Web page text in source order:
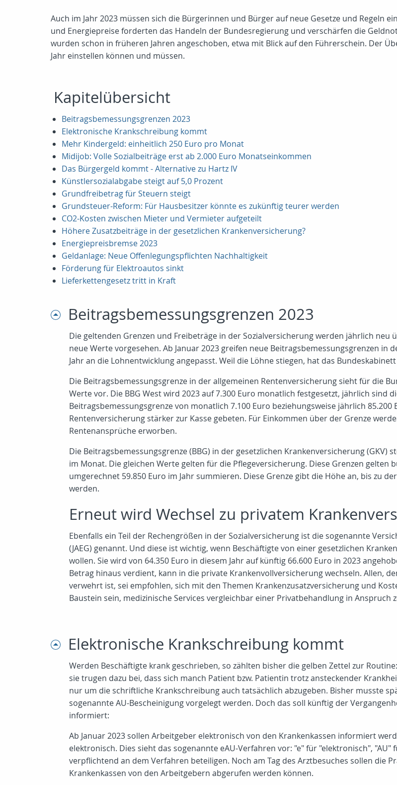
Auch im Jahr 2023 müssen sich die Bürgerinnen und Bürger auf neue Gesetze und Regeln
und Energiepreise forderten das Handeln der Bundesregierung und verschärfen die
wurden schon in früheren Jahren angeschoben, etwa mit Blick auf den Führerschein. Der
Jahr einstellen können und müssen.
Kapitelübersicht
Beitragsbemessungsgrenzen 2023
Elektronische Krankschreibung kommt
Mehr Kindergeld: einheitlich 250 Euro pro Monat
Midijob: Volle Sozialbeiträge erst ab 2.000 Euro Monatseinkommen
Das Bürgergeld kommt - Alternative zu Hartz IV
Künstlersozialabgabe steigt auf 5,0 Prozent
Grundfreibetrag für Steuern steigt
Grundsteuer-Reform: Für Hausbesitzer könnte es zukünftig teurer werden
CO2-Kosten zwischen Mieter und Vermieter aufgeteilt
Höhere Zusatzbeiträge in der gesetzlichen Krankenversicherung?
Energiepreisbremse 2023
Geldanlage: Neue Offenlegungspflichten Nachhaltigkeit
Förderung für Elektroautos sinkt
Lieferkettengesetz tritt in Kraft
Beitragsbemessungsgrenzen 2023
Die geltenden Grenzen und Freibeträge in der Sozialversicherung werden jährlich
neue Werte vorgesehen. Ab Januar 2023 greifen neue Beitragsbemessungsgrenzen in
Jahr an die Lohnentwicklung angepasst. Weil die Löhne stiegen, hat das
Die Beitragsbemessungsgrenze in der allgemeinen Rentenversicherung sieht für die
Werte vor. Die BBG West wird 2023 auf 7.300 Euro monatlich festgesetzt, jährlich sind
Beitragsbemessungsgrenze von monatlich 7.100 Euro beziehungsweise jährlich
Rentenversicherung stärker zur Kasse gebeten. Für Einkommen über der Grenze
Rentenansprüche erworben.
Die Beitragsbemessungsgrenze (BBG) in der gesetzlichen Krankenversicherung (GKV)
im Monat. Die gleichen Werte gelten für die Pflegeversicherung. Diese Grenzen
umgerechnet 59.850 Euro im Jahr summieren. Diese Grenze gibt die Höhe an, bis zu
werden.
Erneut wird Wechsel zu privatem
Ebenfalls ein Teil der Rechengrößen in der Sozialversicherung ist die sogenannte
(JAEG) genannt. Und diese ist wichtig, wenn Beschäftigte von einer gesetzlichen
wollen. Sie wird von 64.350 Euro in diesem Jahr auf künftig 66.600 Euro in 2023
Betrag hinaus verdient, kann in die private Krankenvollversicherung wechseln. Allen,
verwehrt ist, sei empfohlen, sich mit den Themen Krankenzusatzversicherung und
Baustein sein, medizinische Services vergleichbar einer Privatbehandlung in Anspruch
Elektronische Krankschreibung kommt
Werden Beschäftigte krank geschrieben, so zählten bisher die gelben Zettel zur
sie trugen dazu bei, dass sich manch Patient bzw. Patientin trotz ansteckender
nur um die schriftliche Krankschreibung auch tatsächlich abzugeben. Bisher musste
sogenannte AU-Bescheinigung vorgelegt werden. Doch das soll künftig der
informiert:
Ab Januar 2023 sollen Arbeitgeber elektronisch von den Krankenkassen informiert
elektronisch. Dies sieht das sogenannte eAU-Verfahren vor: "e" für "elektronisch",
verpflichtend an dem Verfahren beteiligen. Noch am Tag des Arztbesuches sollen die
Krankenkassen von den Arbeitgebern abgerufen werden können.